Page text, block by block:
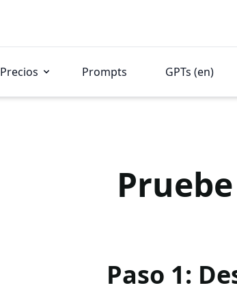
Precios Prompts GPTs (en)
Paso 1: